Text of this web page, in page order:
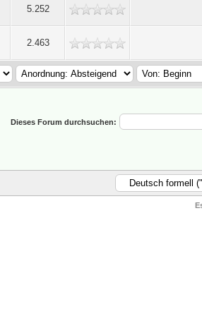
5.252
2.463
Dieses Forum durchsuchen: